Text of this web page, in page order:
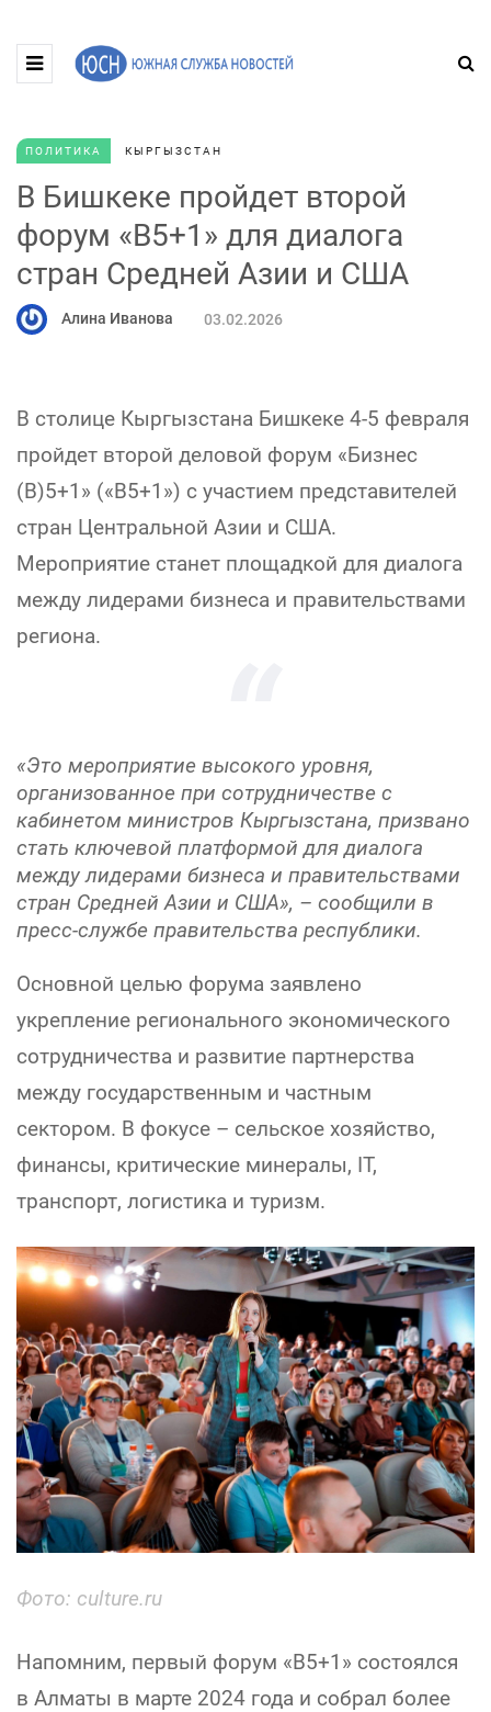
ПОЛИТИКА КЫРГЫЗСТАН
В Бишкеке пройдет второй
форум «B5+1» для диалога
стран Средней Азии и США
Алина Иванова 03.02.2026
В столице Кыргызстана Бишкеке 4-5 февраля
пройдет второй деловой форум «Бизнес
(B)5+1» («B5+1») с участием представителей
стран Центральной Азии и США.
Мероприятие станет площадкой для диалога
между лидерами бизнеса и правительствами
региона.
«Это мероприятие высокого уровня,
организованное при сотрудничестве с
кабинетом министров Кыргызстана, призвано
стать ключевой платформой для диалога
между лидерами бизнеса и правительствами
стран Средней Азии и США», – сообщили в
пресс-службе правительства республики.
Основной целью форума заявлено
укрепление регионального экономического
сотрудничества и развитие партнерства
между государственным и частным
сектором. В фокусе – сельское хозяйство,
финансы, критические минералы, IT,
транспорт, логистика и туризм.
Фото: culture.ru
Напомним, первый форум «B5+1» состоялся
в Алматы в марте 2024 года и собрал более